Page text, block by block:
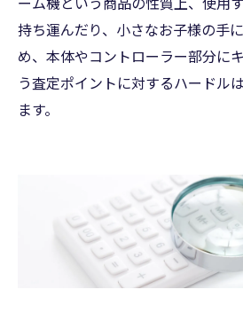
持ち運んだり、小さなお子様の手
め、本体やコントローラー部分に
う査定ポイントに対するハードル
ます。